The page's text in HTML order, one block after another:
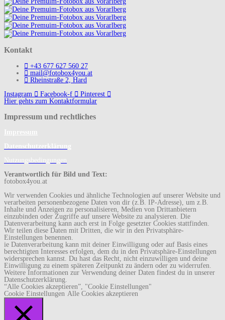
Kontakt
+43 677 627 560 27
mail@fotobox4you.at
Rheinstraße 2, Hard
Instagram
Facebook-f
Pinterest
Hier gehts zum Kontaktformular
Impressum und rechtliches
Impressum
Datenschutzerklärung
Nutzungsbedingungen
Verantwortlich für Bild und Text:
fotobox4you.at
Wir verwenden Cookies und ähnliche Technologien auf unserer Website und
verarbeiten personenbezogene Daten von dir (z.B. IP-Adresse), um z.B.
Inhalte und Anzeigen zu personalisieren, Medien von Drittanbietern
einzubinden oder Zugriffe auf unsere Website zu analysieren. Die
Datenverarbeitung kann auch erst in Folge gesetzter Cookies stattfinden.
Wir teilen diese Daten mit Dritten, die wir in den Privatsphäre-
Einstellungen benennen.
ie Datenverarbeitung kann mit deiner Einwilligung oder auf Basis eines
berechtigten Interesses erfolgen, dem du in den Privatsphäre-Einstellungen
widersprechen kannst. Du hast das Recht, nicht einzuwilligen und deine
Einwilligung zu einem späteren Zeitpunkt zu ändern oder zu widerrufen.
Weitere Informationen zur Verwendung deiner Daten findest du in unserer
Datenschutzerklärung.
“Alle Cookies akzeptieren”, "Cookie Einstellungen"
Cookie Einstellungen Alle Cookies akzeptieren